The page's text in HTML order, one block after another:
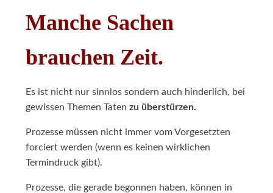
Manche Sachen
brauchen Zeit.
Es ist nicht nur sinnlos sondern auch hinderlich, bei
gewissen Themen Taten zu überstürzen.
Prozesse müssen nicht immer vom Vorgesetzten
forciert werden (wenn es keinen wirklichen
Termindruck gibt).
Prozesse, die gerade begonnen haben, können in